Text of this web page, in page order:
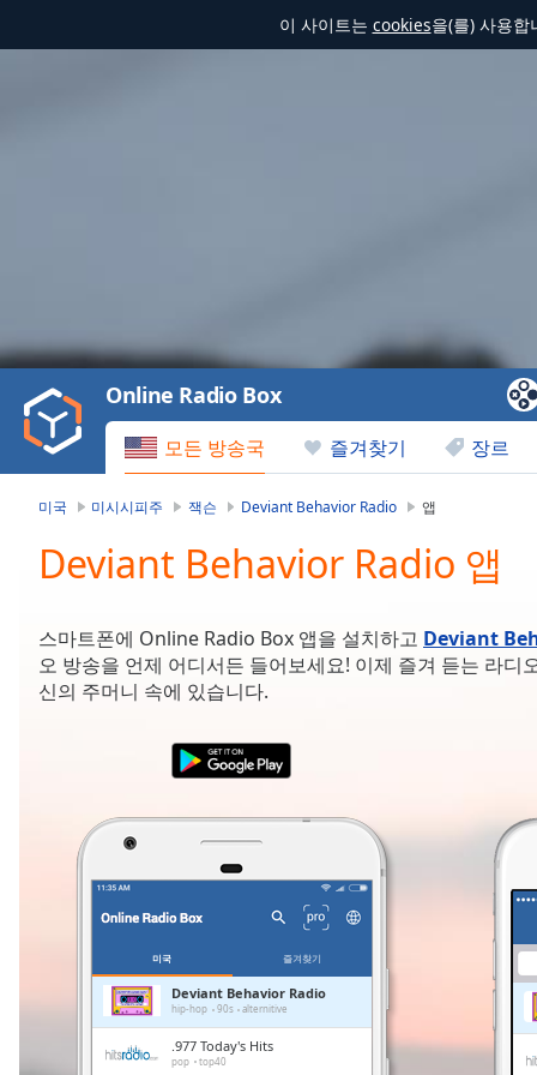
이 사이트는 cookies을(를) 사용
Play
Video
Play
Backward
Skip
Current
Time0:00
Duration
-:-
Loaded:
0.00%
Remaining
모든 방송국 즐겨찾기 장르
Online Radio Box
미국 미시시피주 잭슨 Deviant Behavior Radio 앱
Deviant Behavior Radio 앱
스마트폰에 Online Radio Box 앱을 설치하고 Deviant
오 방송을 언제 어디서든 들어보세요! 이제 즐겨 듣는 라디
신의 주머니 속에 있습니다.
미국 즐겨찾기
Deviant Behavior Radio
hip-hop 90s alternitive
.977 Today's Hits
pop top40